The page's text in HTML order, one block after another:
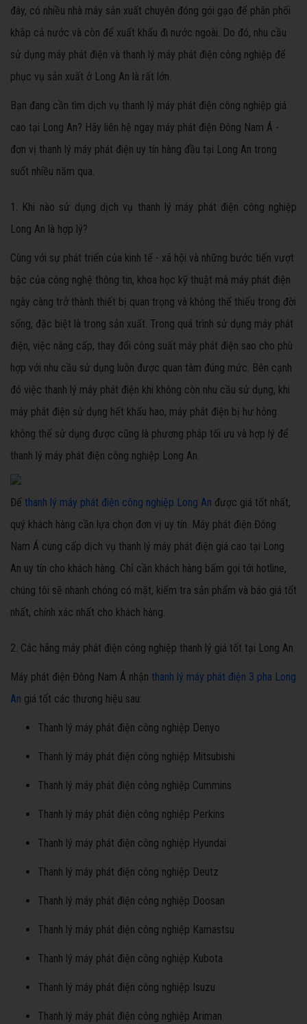
đây, có nhiều nhà máy sản xuất chuyên đóng gói gạo để phân phối
khắp cả nước và còn để xuất khẩu đi nước ngoài. Do đó, nhu cầu
sử dụng máy phát điện và thanh lý máy phát điện công nghiệp để
phục vụ sản xuất ở Long An là rất lớn.
Bạn đang cần tìm dịch vụ thanh lý máy phát điện công nghiệp giá
cao tại Long An? Hãy liên hệ ngay máy phát điện Đông Nam Á -
đơn vị thanh lý máy phát điện uy tín hàng đầu tại Long An trong
suốt nhiều năm qua.
1. Khi nào sử dụng dịch vụ thanh lý máy phát điện công nghiệp
Long An là hợp lý?
Cùng với sự phát triển của kinh tế - xã hội và những bước tiến vượt
bậc của công nghệ thông tin, khoa học kỹ thuật mà máy phát điện
ngày càng trở thành thiết bị quan trọng và không thể thiếu trong đời
sống, đặc biệt là trong sản xuất. Trong quá trình sử dụng máy phát
điện, việc nâng cấp, thay đổi công suất máy phát điện sao cho phù
hợp với nhu cầu sử dụng luôn được quan tâm đúng mức. Bên cạnh
đó việc thanh lý máy phát điện khi không còn nhu cầu sử dụng, khi
máy phát điện sử dụng hết khấu hao, máy phát điện bị hư hỏng
không thể sử dụng được cũng là phương pháp tối ưu và hợp lý để
thanh lý máy phát điện công nghiệp Long An.
Để thanh lý máy phát điện công nghiệp Long An được giá tốt nhất,
quý khách hàng cần lựa chọn đơn vị uy tín. Máy phát điện Đông
Nam Á cung cấp dịch vụ thanh lý máy phát điện giá cao tại Long
An uy tín cho khách hàng. Chỉ cần khách hàng bấm gọi tới hotline,
chúng tôi sẽ nhanh chóng có mặt, kiểm tra sản phẩm và báo giá tốt
nhất, chính xác nhất cho khách hàng.
2. Các hãng máy phát điện công nghiệp thanh lý giá tốt tại Long An
Máy phát điện Đông Nam Á nhận thanh lý máy phát điện 3 pha Long
An giá tốt các thương hiệu sau:
Thanh lý máy phát điện công nghiệp Denyo
Thanh lý máy phát điện công nghiệp Mitsubishi
Thanh lý máy phát điện công nghiệp Cummins
Thanh lý máy phát điện công nghiệp Perkins
Thanh lý máy phát điện công nghiệp Hyundai
Thanh lý máy phát điện công nghiệp Deutz
Thanh lý máy phát điện công nghiệp Doosan
Thanh lý máy phát điện công nghiệp Kamastsu
Thanh lý máy phát điện công nghiệp Kubota
Thanh lý máy phát điện công nghiệp Isuzu
Thanh lý máy phát điện công nghiệp Ariman